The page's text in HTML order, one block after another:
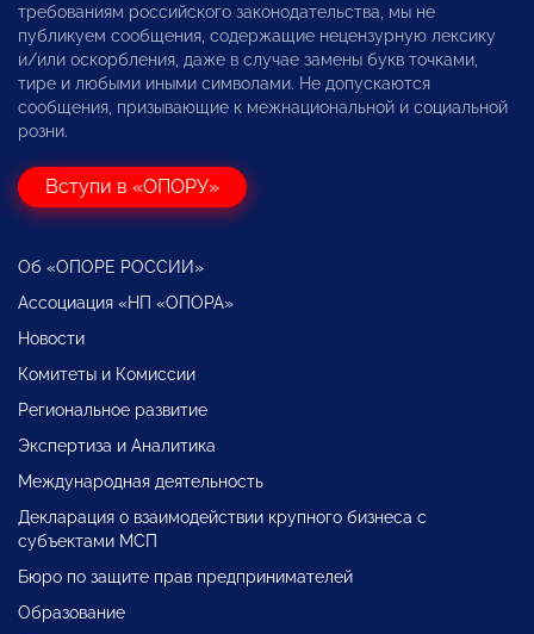
требованиям российского законодательства, мы не
публикуем сообщения, содержащие нецензурную лексику
и/или оскорбления, даже в случае замены букв точками,
тире и любыми иными символами. Не допускаются
сообщения, призывающие к межнациональной и социальной
розни.
Вступи в «ОПОРУ»
Об «ОПОРЕ РОССИИ»
Ассоциация «НП «ОПОРА»
Новости
Комитеты и Комиссии
Региональное развитие
Экспертиза и Аналитика
Международная деятельность
Декларация о взаимодействии крупного бизнеса с
субъектами МСП
Бюро по защите прав предпринимателей
Образование